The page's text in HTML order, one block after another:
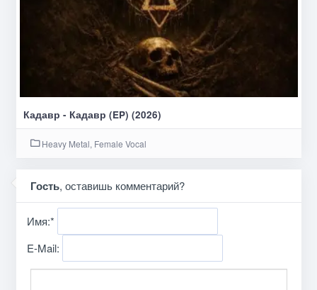
Кадавр - Кадавр (EP) (2026)
Heavy Metal, Female Vocal
Гость, оставишь комментарий?
Имя:*
E-Mail: